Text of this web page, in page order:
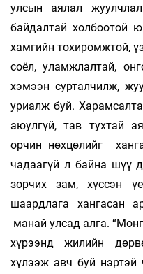
улсын аялал
байдалтай холбоотой
хамгийн тохиромжтой,
соёл, уламж­лалтай,
хэмээн сурталчилж,
уриалж буй.
аюулгүй, тав тухтай
орчин нөхцөлийг
чадаагүй л байна шүү
зорчих зам, хүссэн
шаардлага хангасан
манай улсад алга.
хүрээнд жилийн
хүлээж авч буй